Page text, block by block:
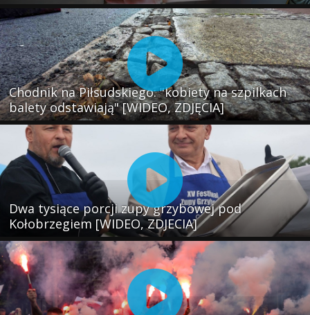
Chodnik na Piłsudskiego: "kobiety na szpilkach
balety odstawiają" [WIDEO, ZDJĘCIA]
Dwa tysiące porcji zupy grzybowej pod
Kołobrzegiem [WIDEO, ZDJECIA]